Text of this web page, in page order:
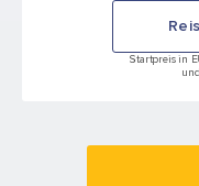
Startpreis in